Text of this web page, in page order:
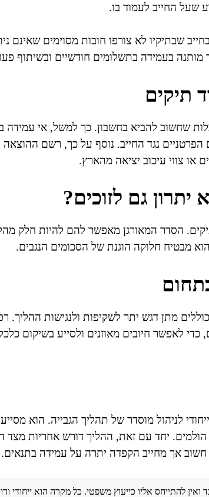
שעל החייב לעמוד בו.
שבתיקיו לא צורפו חובות מסוימים שאינם
מותנה בעמידה בתשלומים חודשיים ובשיתוף
תיקים
שחשוב להביא בחשבון. כך למשל, אי עמידה
הפרטניים נגד החייב. נוסף על כך, רשם
או צווי עיכוב יציאה מהארץ.
יתרון גם לזוכים?
הסדר המאורגן מאפשר להם להיות חלק
מבטיח חלוקה הוגנת של הסכומים הנגבים.
מתן דגש יתר לשקיפות ולנגישות ההליך.
לאפשר חיובים מאוזנים ולסייע בשיקום
לניהול מוסדר של תהליך הגבייה. הוא
הולמים. יחד עם זאת, ההליך דורש אחריות מצד
חשוב אך מחייב הקפדה יתרה על עמידה בתנאים.
ואין להתייחס אליו כייעוץ משפטי. כל מקרה הוא ייחודי